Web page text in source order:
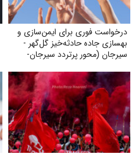
درخواست فوری برای ایمن‌سازی و
بهسازی جاده حادثه‌خیز گل‌گهر -
سیرجان (محور پرتردد سیرجان-